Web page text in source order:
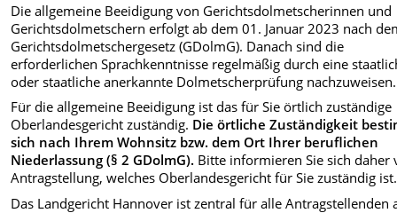
Die allgemeine Beeidigung von Gerichtsdolmetscherinnen und
Gerichtsdolmetschern erfolgt ab dem 01. Januar 2023 nach
Gerichtsdolmetschergesetz (GDolmG). Danach sind die
erforderlichen Sprachkenntnisse regelmäßig durch eine
oder staatliche anerkannte Dolmetscherprüfung nachzuweisen.
Für die allgemeine Beeidigung ist das für Sie örtlich zuständige
Oberlandesgericht zuständig. Die örtliche Zuständigkeit
sich nach Ihrem Wohnsitz bzw. dem Ort Ihrer beruflichen
Niederlassung (§ 2 GDolmG). Bitte informieren Sie sich daher
Antragstellung, welches Oberlandesgericht für Sie zuständig ist.
Das Landgericht Hannover ist zentral für alle Antragstellenden